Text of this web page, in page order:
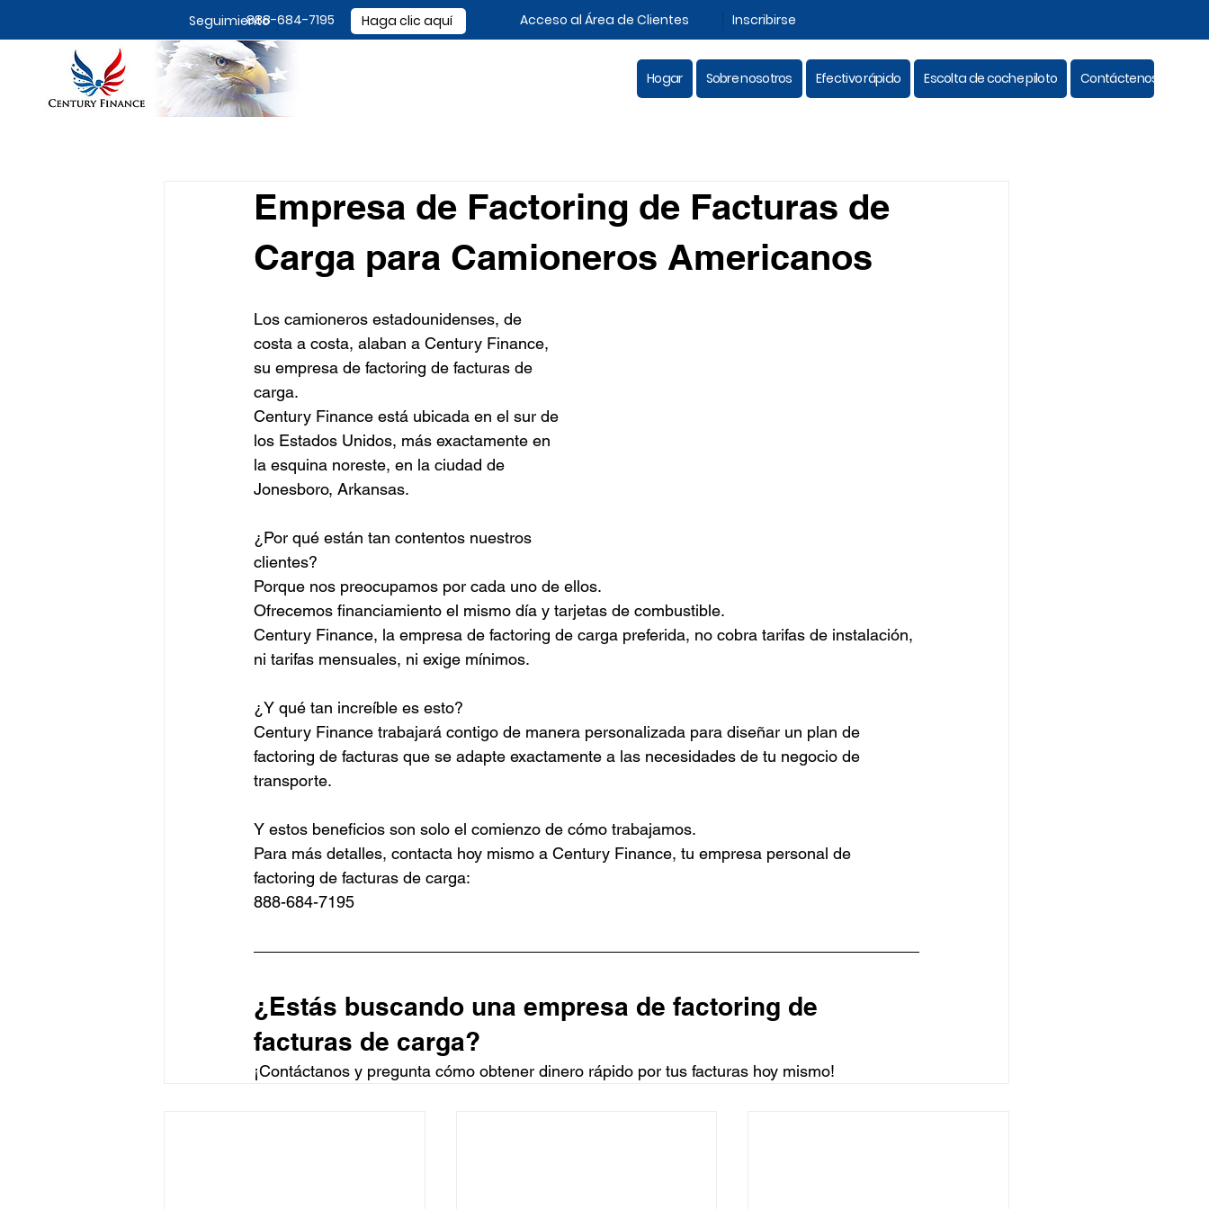
Seguimiento888-684-7195 Haga clic aquí Acceso al Área de Clientes Inscribirse
Hogar Sobre nosotros Efectivo rápido Escolta de coche piloto Contáctenos
Empresa de Factoring de Facturas de
Carga para Camioneros Americanos
Los camioneros estadounidenses, de
costa a costa, alaban a Century Finance,
su empresa de factoring de facturas de
carga.
Century Finance está ubicada en el sur de
los Estados Unidos, más exactamente en
la esquina noreste, en la ciudad de
Jonesboro, Arkansas.
¿Por qué están tan contentos nuestros
clientes?
Porque nos preocupamos por cada uno de ellos.
Ofrecemos financiamiento el mismo día y tarjetas de combustible.
Century Finance, la empresa de factoring de carga preferida, no cobra tarifas de instalación,
ni tarifas mensuales, ni exige mínimos.
¿Y qué tan increíble es esto?
Century Finance trabajará contigo de manera personalizada para diseñar un plan de
factoring de facturas que se adapte exactamente a las necesidades de tu negocio de
transporte.
Y estos beneficios son solo el comienzo de cómo trabajamos.
Para más detalles, contacta hoy mismo a Century Finance, tu empresa personal de
factoring de facturas de carga:
888-684-7195
¿Estás buscando una empresa de factoring de
facturas de carga?
¡Contáctanos y pregunta cómo obtener dinero rápido por tus facturas hoy mismo!